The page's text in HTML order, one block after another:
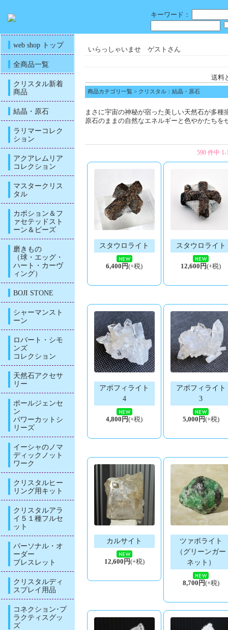
キーワード：
web shop トップ
全商品一覧
クリスタル新着
商品
結晶・原石
ラリマーコレク
ション
アクアレムリア
コレクション
マスタークリス
タル
カボション＆フ
ァセテッドスト
ーン＆ビーズ
磨きもの
（球・エッグ・
ハート・カーヴ
ィング）
BOJI STONE
シャーマンスト
ーン
ロバート・シモ
ンズ
コレクション
天然石アクセサ
リー
ポールジェンセ
ン
パワーカットシ
リーズ
イーシャのノマ
ディックノット
ワーク
クリスタルヒー
リング用キット
クリスタルアラ
イ５１種フルセ
ット
パーソナル・オ
ーダー
ブレスレット
クリスタルディ
スプレイ用品
コネクション･プ
ラクティスグッ
ズ
いらっしゃいませ ゲストさん
送料
商品カテゴリ一覧 > クリスタル：結晶・原石
まさに宇宙の神秘が宿った美しい天然石が多種
原石のままの自然なエネルギーと色やかたちを
590 件中
スタウロライト
6,400円(+税)
スタウロライト
12,600円(+税)
アポフィライト
4
4,800円(+税)
アポフィライト
3
5,000円(+税)
カルサイト
12,600円(+税)
ツァボライト
（グリーンガー
ネット）
8,700円(+税)